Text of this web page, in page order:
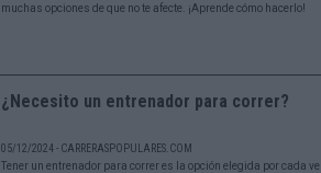
muchas opciones de que no te afecte. ¡Aprende cómo hacerlo!
¿Necesito un entrenador para correr?
05/12/2024 - CARRERASPOPULARES.COM
Tener un entrenador para correr es la opción elegida por cada